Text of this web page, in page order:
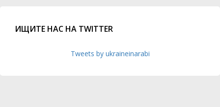
ИЩИТЕ НАС НА TWITTER
Tweets by ukraineinarabi